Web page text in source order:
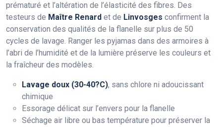
prématuré et l’altération de l’élasticité des fibres. Des
testeurs de Maître Renard et de Linvosges confirment la
conservation des qualités de la flanelle sur plus de 50
cycles de lavage. Ranger les pyjamas dans des armoires à
l’abri de l’humidité et de la lumière préserve les couleurs et
la fraîcheur des modèles.
Lavage doux (30-40?C), sans chlore ni adoucissant
chimique
Essorage délicat sur l’envers pour la flanelle
Séchage air libre ou bas température pour préserver la